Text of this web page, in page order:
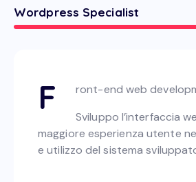
Wordpress Specialist
F
ront-end web
Sviluppo l’interfaccia
maggiore esperienza utente
e utilizzo del sistema